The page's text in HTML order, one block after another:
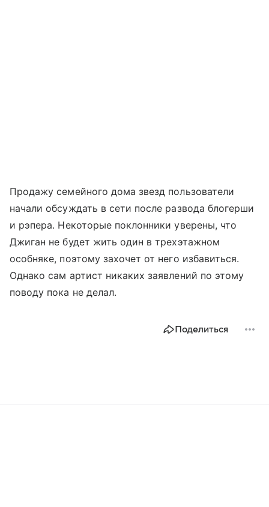
Продажу семейного дома звезд пользователи
начали обсуждать в сети после развода блогерши
и рэпера. Некоторые поклонники уверены, что
Джиган не будет жить один в трехэтажном
особняке, поэтому захочет от него избавиться.
Однако сам артист никаких заявлений по этому
поводу пока не делал.
Поделиться